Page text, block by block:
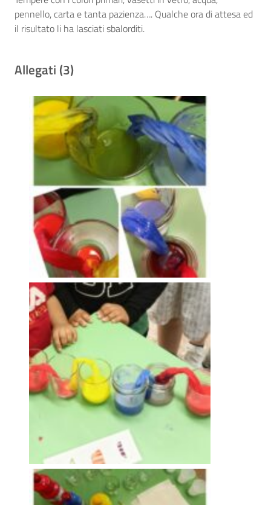
pennello, carta e tanta pazienza…. Qualche ora di attesa ed
il risultato li ha lasciati sbalorditi.
Allegati (3)